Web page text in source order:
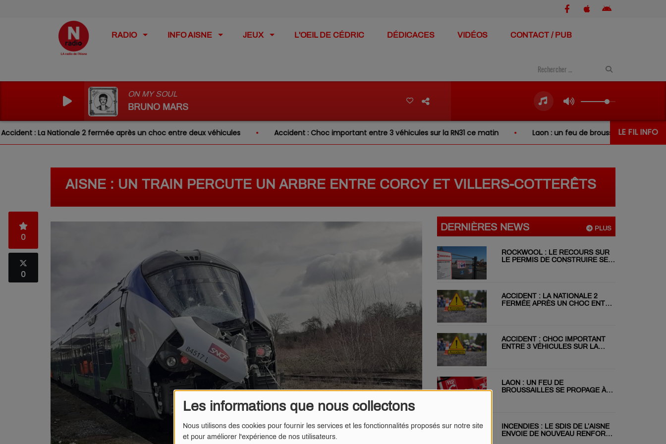
Les informations que nous collectons
Nous utilisons des cookies pour fournir les services et les fonctionnalités proposés sur notre site
et pour améliorer l'expérience de nos utilisateurs.
RADIO INFO AISNE JEUX L'OEIL DE CÉDRIC DÉDICACES VIDÉOS CONTACT / PUB
ON MY SOUL
BRUNO MARS
LE FIL INFO
: La Nationale 2 fermée après un choc entre deux véhicules Accident : Choc important entre 3 véhicules sur la RN31 ce matin Laon : un feu de broussailles se propage à
AISNE : UN TRAIN PERCUTE UN ARBRE ENTRE CORCY ET VILLERS-COTTERÊTS
0
0
PLUS
DERNIÈRES NEWS
ROCKWOOL : LE RECOURS SUR
LE PERMIS DE CONSTRUIRE SE
ACCIDENT : LA NATIONALE 2
FERMÉE APRÈS UN CHOC ENTRE
ACCIDENT : CHOC IMPORTANT
ENTRE 3 VÉHICULES SUR LA
LAON : UN FEU DE
BROUSSAILLES SE PROPAGE À
INCENDIES : LE SDIS DE L’AISNE
ENVOIE DE NOUVEAU RENFORT